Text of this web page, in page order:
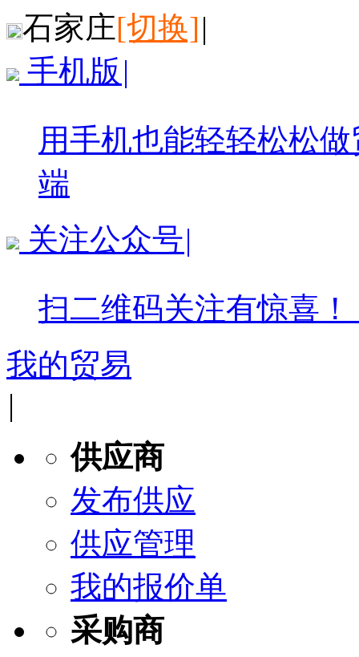
石家庄[切换]|
手机版 |
用手机也能轻轻松松
端
关注公众号|
扫二维码关注有惊喜！
我的贸易
|
供应商
发布供应
供应管理
我的报价单
采购商